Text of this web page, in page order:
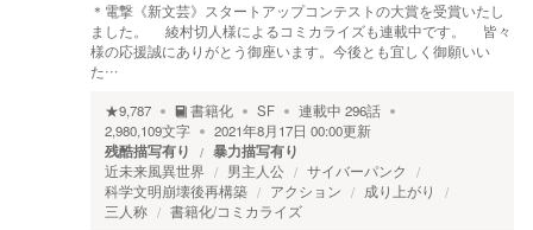
＊電撃《新文芸》スタートアップコンテストの大賞を受賞いたし
ました。 綾村切人様によるコミカライズも連載中です。 皆々
様の応援誠にありがとう御座います。今後とも宜しく御願いい
た…
★9,787 書籍化 SF 連載中 296話
2,980,109文字 2021年8月17日 00:00更新
残酷描写有り 暴力描写有り
近未来風異世界 男主人公
サイバーパンク
科学文明崩壊後再構築
アクション
成り上がり
三人称
書籍化/コミカライズ